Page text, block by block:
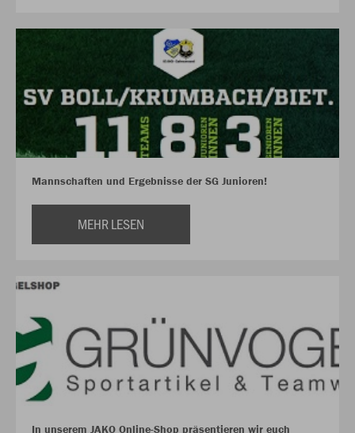
Mannschaften und Ergebnisse der SG Junioren!
MEHR LESEN
In unserem JAKO Online-Shop präsentieren wir euch